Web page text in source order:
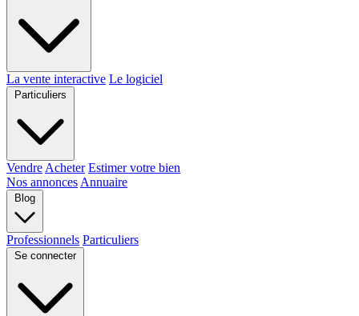
La vente interactive Le logiciel
Particuliers
Vendre Acheter Estimer votre bien
Nos annonces Annuaire
Blog
Professionnels Particuliers
Se connecter